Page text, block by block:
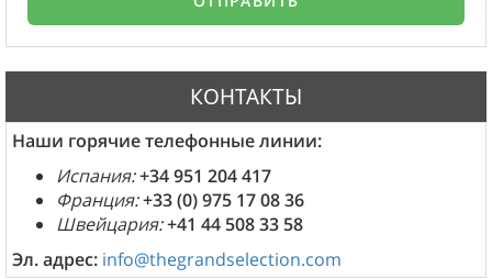
КОНТАКТЫ
Наши горячие телефонные линии:
Испания:+34 951 204 417
Франция:+33 (0) 975 17 08 36
Швейцария:+41 44 508 33 58
Эл. адрес: info@thegrandselection.com